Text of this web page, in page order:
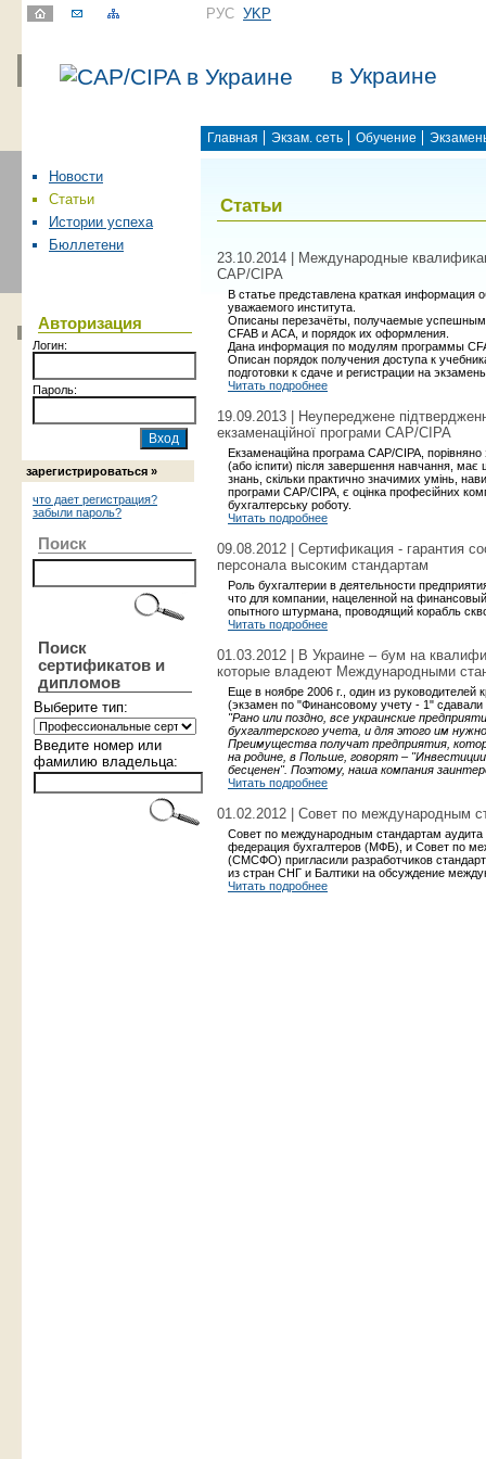
РУС УKР
в Украине
Главная Экзам. сеть Обучение
Новости
Статьи
Истории успеха
Бюллетени
Авторизация
Логин:
Пароль:
зарегистрироваться »
что дает регистрация?
забыли пароль?
Поиск
Поиск
сертификатов и
дипломов
Выберите тип:
Введите номер или
фамилию владельца:
Статьи
23.10.2014 | Международные
CAP/CIPA
В статье представлена краткая информация
уважаемого института.
Описаны перезачёты, получаемые
CFAB и ACA, и порядок их оформления.
Дана информация по модулям программы
Описан порядок получения доступа к
подготовки к сдаче и регистрации на
Читать подробнее
19.09.2013 | Неупереджене
екзаменаційної програми CAP/CIPA
Екзаменаційна програма CAP/CIPA,
(або іспити) після завершення навчання, має
знань, скільки практично значимих умінь,
програми CAP/CIPA, є оцінка професійних
бухгалтерську роботу.
Читать подробнее
09.08.2012 | Сертификация - гарантия
персонала высоким стандартам
Роль бухгалтерии в деятельности
что для компании, нацеленной на
опытного штурмана, проводящий корабль
Читать подробнее
01.03.2012 | В Украине – бум на
которые владеют Международными
Еще в ноябре 2006 г., один из
(экзамен по "Финансовому учету - 1"
"Рано или поздно, все украинские
бухгалтерского учета, и для этого им
Преимущества получат предприятия,
на родине, в Польше, говорят –
бесценен". Поэтому, наша компания
Читать подробнее
01.02.2012 | Совет по международным
Совет по международным стандартам
федерация бухгалтеров (МФБ), и Совет по
(СМСФО) пригласили разработчиков
из стран СНГ и Балтики на обсуждение
Читать подробнее